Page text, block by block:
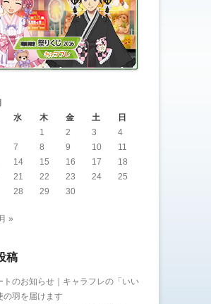
水 木 金 土
日
1
2 3
4
7 8 9 10
11
14 15 16 17
18
21 22 23 24
25
28 29 30
»
稿
トのお知らせ｜キャラフレの「いい
の羽を届けます